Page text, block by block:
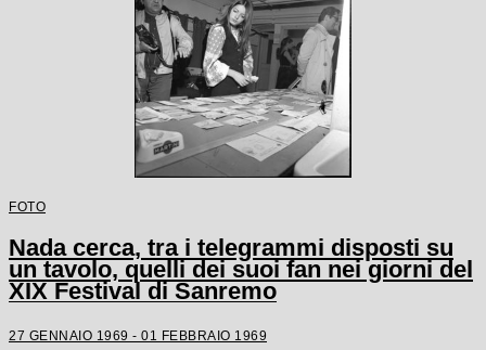
FOTO
Nada cerca, tra i telegrammi disposti su
un tavolo, quelli dei suoi fan nei giorni del
XIX Festival di Sanremo
27 GENNAIO 1969 - 01 FEBBRAIO 1969